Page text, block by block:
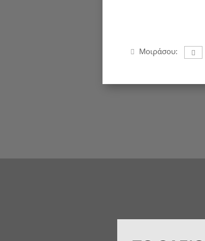
Μοιράσου: